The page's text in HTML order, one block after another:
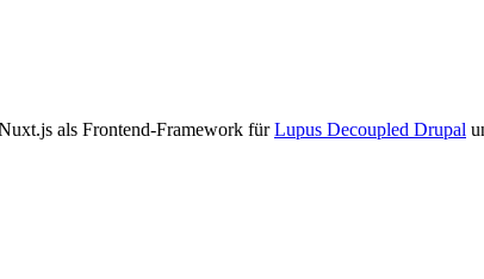
als Frontend-Framework fürLupus Decoupled Drupal